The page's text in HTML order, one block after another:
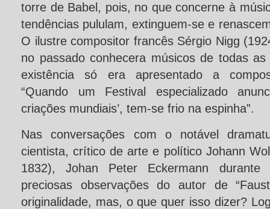
torre de Babel, pois, no que concerne à
tendências pululam, extinguem-se e
O ilustre compositor francês Sérgio Nigg
no passado conhecera músicos de todas
existência só era apresentado a
“Quando um Festival especializado
criações mundiais’, tem-se frio na espinha”.
Nas conversações com o notável
cientista, crítico de arte e político Johann
1832), Johan Peter Eckermann durante
preciosas observações do autor de
originalidade, mas, o que quer isso dizer?